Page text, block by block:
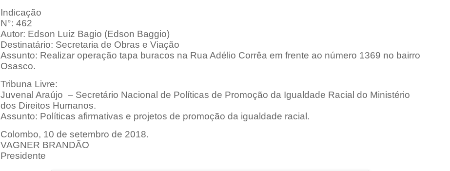
Indicação
N°: 462
Autor: Edson Luiz Bagio (Edson Baggio)
Destinatário: Secretaria de Obras e Viação
Assunto: Realizar operação tapa buracos na Rua Adélio Corrêa em frente ao número 1369 no bairro
Osasco.
Tribuna Livre:
Juvenal Araújo – Secretário Nacional de Políticas de Promoção da Igualdade Racial do Ministério
dos Direitos Humanos.
Assunto: Políticas afirmativas e projetos de promoção da igualdade racial.
Colombo, 10 de setembro de 2018.
VAGNER BRANDÃO
Presidente